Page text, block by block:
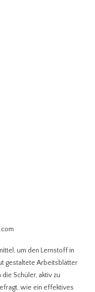
um den Lernstoff in
gestaltete Arbeitsblätter
Schüler, aktiv zu
wie ein effektives